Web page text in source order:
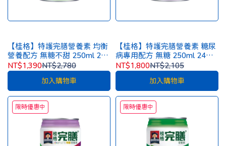
【桂格】特護完膳營養素 均衡
營養配方 無糖不甜 250ml 24
罐/箱(整箱出貨) [一箱再贈2罐]
NT$1,390NT$2,780
加入購物車
【桂格】特護完膳營養素 糖尿
病專用配方 無糖 250ml 24罐/
箱(整箱出貨) [一箱再贈2罐]
NT$1,800NT$2,105
加入購物車
限時優惠中 限時優惠中